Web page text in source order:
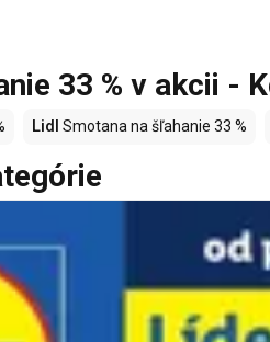
33 % v akcii -
Lidl Smotana na šľahanie 33 %